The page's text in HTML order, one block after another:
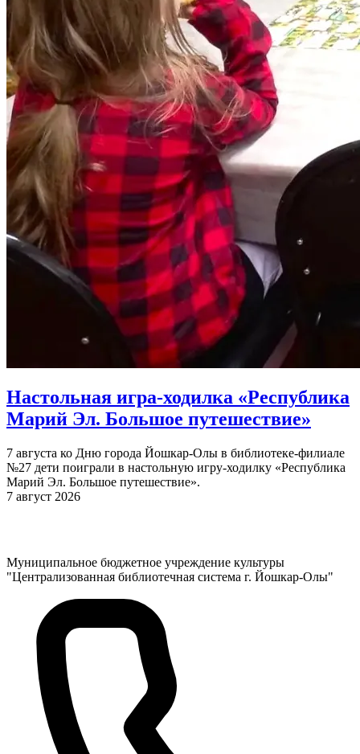
Настольная игра-ходилка «Республика
Марий Эл. Большое путешествие»
7 августа ко Дню города Йошкар-Олы в библиотеке-филиале
№27 дети поиграли в настольную игру-ходилку «Республика
Марий Эл. Большое путешествие».
7 август 2026
Муниципальное бюджетное учреждение культуры
"Централизованная библиотечная система г. Йошкар-Олы"